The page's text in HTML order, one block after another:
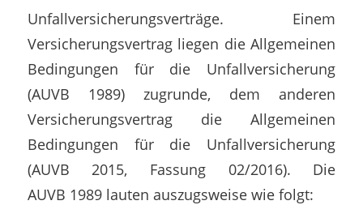
Unfallversicherungsverträge. Einem
Versicherungsvertrag liegen die Allgemeinen
Bedingungen für die Unfallversicherung
(AUVB 1989) zugrunde, dem anderen
Versicherungsvertrag die Allgemeinen
Bedingungen für die Unfallversicherung
(AUVB 2015, Fassung 02/2016). Die
AUVB 1989 lauten auszugsweise wie folgt: